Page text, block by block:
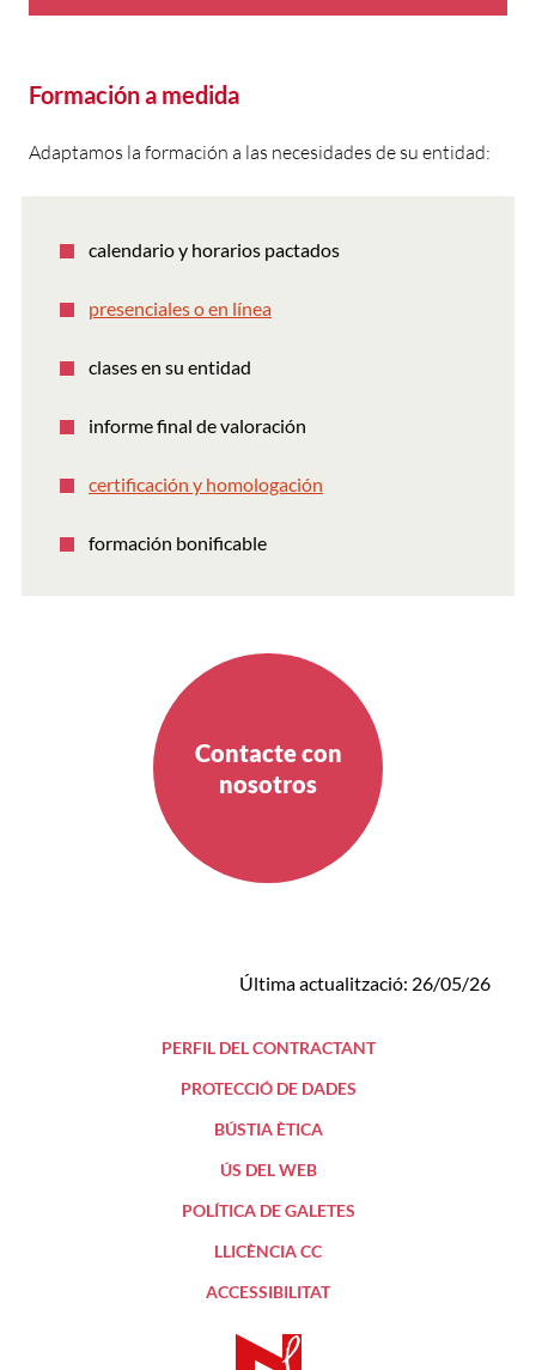
Formación a medida
Adaptamos la formación a las necesidades de su entidad:
calendario y horarios pactados
presenciales o en línea
clases en su entidad
informe final de valoración
certificación y homologación
formación bonificable
Contacte con
nosotros
Última actualització: 26/05/26
PERFIL DEL CONTRACTANT
PROTECCIÓ DE DADES
BÚSTIA ÈTICA
ÚS DEL WEB
POLÍTICA DE GALETES
LLICÈNCIA CC
ACCESSIBILITAT